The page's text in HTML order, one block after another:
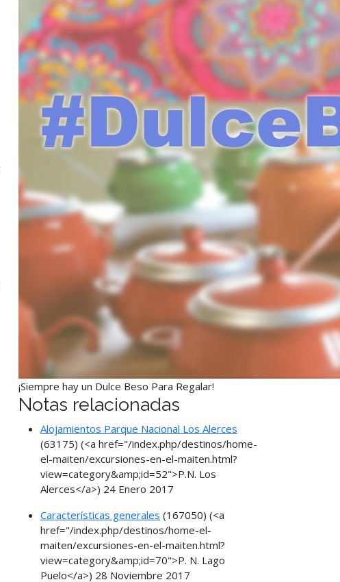
¡Siempre hay un Dulce Beso Para Regalar!
Notas relacionadas
Alojamientos Parque Nacional Los Alerces
(63175) (<a href="/index.php/destinos/home-
el-maiten/excursiones-en-el-maiten.html?
view=category&amp;id=52">P.N. Los
Alerces</a>) 24 Enero 2017
Características generales (167050) (<a
href="/index.php/destinos/home-el-
maiten/excursiones-en-el-maiten.html?
view=category&amp;id=70">P. N. Lago
Puelo</a>) 28 Noviembre 2017